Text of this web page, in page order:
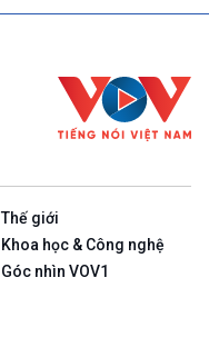
Thế giới
Khoa học & Công nghệ
Góc nhìn VOV1